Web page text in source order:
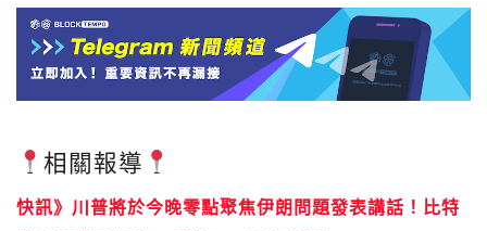
相關報導
快訊》川普將於今晚零點聚焦伊朗問題發表講話！比特